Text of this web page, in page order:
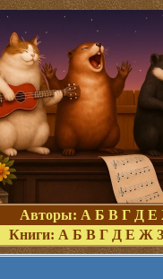
Авторы: А Б В Г Д Е
Книги: А Б В Г Д Е Ж З